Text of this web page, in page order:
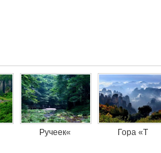
Ручеек« Гора «Т